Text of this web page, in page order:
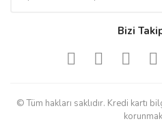
Bizi
© Tüm hakları saklıdır. Kredi kartı